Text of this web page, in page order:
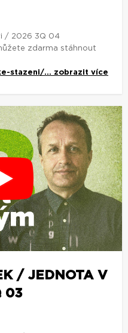
/ 2026 3Q 04
zdarma stáhnout
stazeni/... zobrazit více
/ JEDNOTA V
03